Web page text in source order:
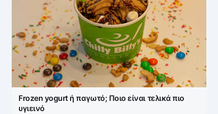
Frozen yogurt ή παγωτό; Ποιο είναι τελικά πιο
υγιεινό